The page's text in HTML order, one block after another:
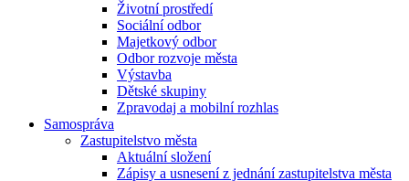
Životní prostředí
Sociální odbor
Majetkový odbor
Odbor rozvoje města
Výstavba
Dětské skupiny
Zpravodaj a mobilní rozhlas
Samospráva
Zastupitelstvo města
Aktuální složení
Zápisy a usnesení z jednání zastupitelstva města